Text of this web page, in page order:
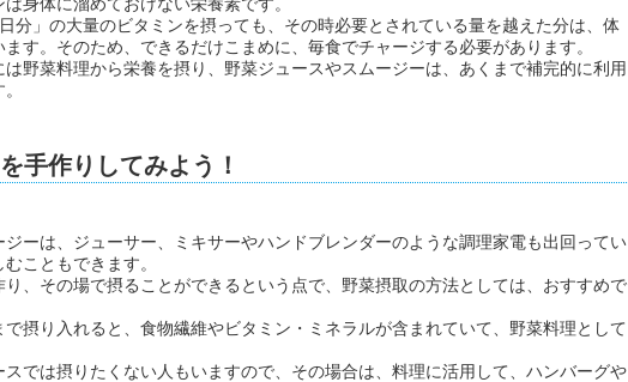
分」の大量のビタミンを摂っても、その時必要とされている量を越えた分は、体
す。そのため、できるだけこまめに、毎食でチャージする必要があります。
は野菜料理から栄養を摂り、野菜ジュースやスムージーは、あくまで補完的に利用
手作りしてみよう！
ジーは、ジューサー、ミキサーやハンドブレンダーのような調理家電も出回ってい
こともできます。
り、その場で摂ることができるという点で、野菜摂取の方法としては、おすすめで
摂り入れると、食物繊維やビタミン・ミネラルが含まれていて、野菜料理として
スでは摂りたくない人もいますので、その場合は、料理に活用して、ハンバーグや